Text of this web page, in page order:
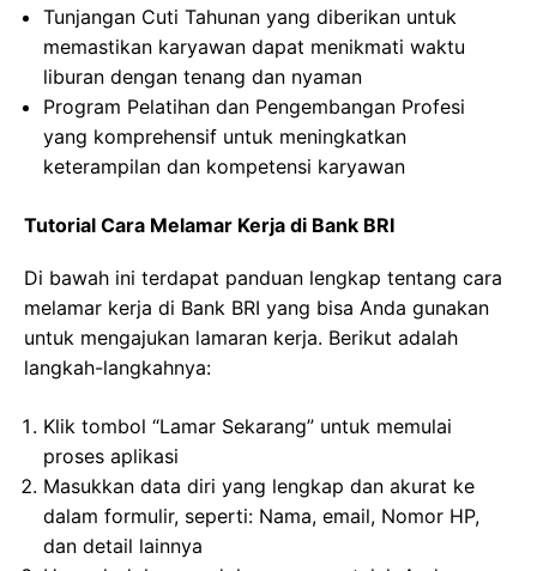
Tunjangan Cuti Tahunan yang diberikan untuk
memastikan karyawan dapat menikmati waktu
liburan dengan tenang dan nyaman
Program Pelatihan dan Pengembangan Profesi
yang komprehensif untuk meningkatkan
keterampilan dan kompetensi karyawan
Tutorial Cara Melamar Kerja di Bank BRI
Di bawah ini terdapat panduan lengkap tentang cara
melamar kerja di Bank BRI yang bisa Anda gunakan
untuk mengajukan lamaran kerja. Berikut adalah
langkah-langkahnya:
Klik tombol “Lamar Sekarang” untuk memulai
proses aplikasi
Masukkan data diri yang lengkap dan akurat ke
dalam formulir, seperti: Nama, email, Nomor HP,
dan detail lainnya